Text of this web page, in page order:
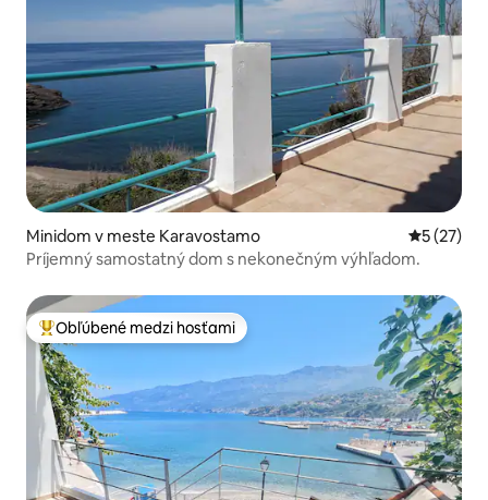
Minidom v meste Karavostamo
5 (27)
Príjemný samostatný dom s nekonečným výhľadom.
Najobľúbenejšie medzi hosťami
Obľúbené medzi hosťami